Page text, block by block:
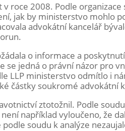
roce 2008. Podle organizace
jak by ministerstvo mohlo
advokátní kancelář
o informace a
se jedná o právní názor pro
LLP ministerstvo odmítlo i
částky soukromé advokátní
ztotožnil. Podle
například vyloučeno, že
soudu k analýze